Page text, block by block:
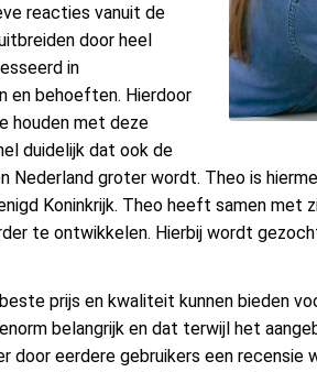
reacties vanuit de
door heel
in
en behoeften. Hierdoor
houden met deze
duidelijk dat ook de
Nederland groter wordt. Theo is
Koninkrijk. Theo heeft samen
te ontwikkelen. Hierbij wordt
prijs en kwaliteit kunnen bieden
belangrijk en dat terwijl het
door eerdere gebruikers een